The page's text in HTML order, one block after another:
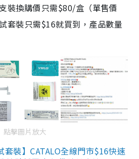
裝換購價只需$80/盒（單售價
套裝只需$16就買到，產品數量
點擊圖片放大
套裝】CATALO全線門市$16快速